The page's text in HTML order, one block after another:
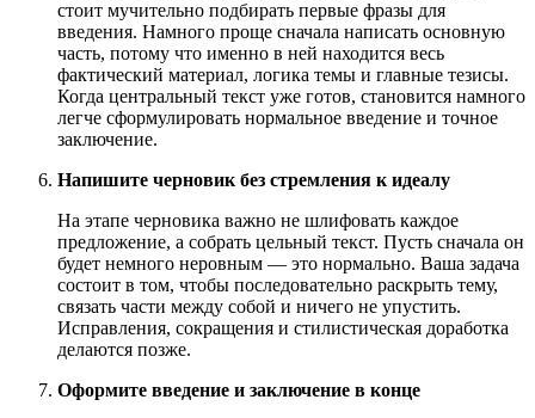
стоит мучительно подбирать первые фразы для
введения. Намного проще сначала написать основную
часть, потому что именно в ней находится весь
фактический материал, логика темы и главные тезисы.
Когда центральный текст уже готов, становится намного
легче сформулировать нормальное введение и точное
заключение.
Напишите черновик без стремления к идеалу
На этапе черновика важно не шлифовать каждое
предложение, а собрать цельный текст. Пусть сначала он
будет немного неровным — это нормально. Ваша задача
состоит в том, чтобы последовательно раскрыть тему,
связать части между собой и ничего не упустить.
Исправления, сокращения и стилистическая доработка
делаются позже.
Оформите введение и заключение в конце